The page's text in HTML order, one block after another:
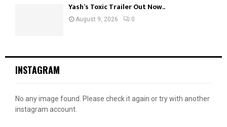
Yash’s Toxic Trailer Out Now..
August 9, 2026 0
INSTAGRAM
No any image found. Please check it again or try with another
instagram account.